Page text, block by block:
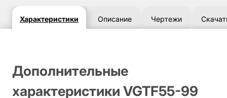
Характеристики Описание Чертежи
Дополнительные
характеристики VGTF55-99